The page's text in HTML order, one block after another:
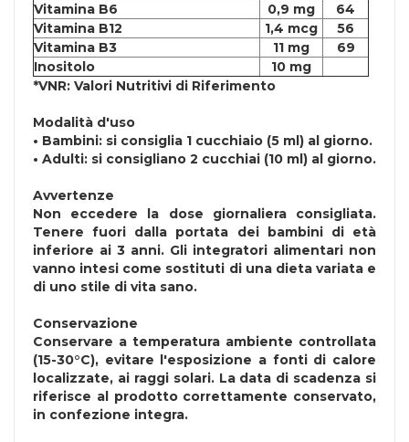
Vitamina B6
0,9 mg
64
Vitamina B12
1,4 mcg
56
Vitamina B3
11 mg
69
Inositolo
10 mg
*VNR: Valori Nutritivi di Riferimento
Modalità d'uso
• Bambini: si consiglia 1 cucchiaio (5 ml) al giorno.
• Adulti: si consigliano 2 cucchiai (10 ml) al giorno.
Avvertenze
Non eccedere la dose giornaliera consigliata.
Tenere fuori dalla portata dei bambini di età
inferiore ai 3 anni. Gli integratori alimentari non
vanno intesi come sostituti di una dieta variata e
di uno stile di vita sano.
Conservazione
Conservare a temperatura ambiente controllata
(15-30°C), evitare l'esposizione a fonti di calore
localizzate, ai raggi solari. La data di scadenza si
riferisce al prodotto correttamente conservato,
in confezione integra.